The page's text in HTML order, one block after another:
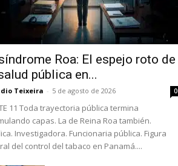
Roa: El espejo roto de
pública en...
Teixeira - 5 de agosto de 2026 0
11 Toda trayectoria pública termina
capas. La de Reina Roa también.
Investigadora. Funcionaria pública. Figura
del control del tabaco en Panamá....